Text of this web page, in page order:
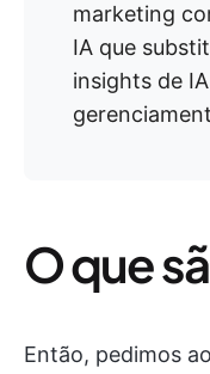
marketing
IA que
insights de
O que
Então, pedimos